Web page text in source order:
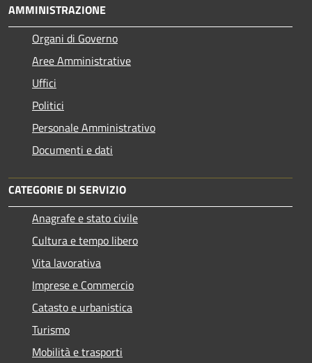
AMMINISTRAZIONE
Organi di Governo
Aree Amministrative
Uffici
Politici
Personale Amministrativo
Documenti e dati
CATEGORIE DI SERVIZIO
Anagrafe e stato civile
Cultura e tempo libero
Vita lavorativa
Imprese e Commercio
Catasto e urbanistica
Turismo
Mobilità e trasporti